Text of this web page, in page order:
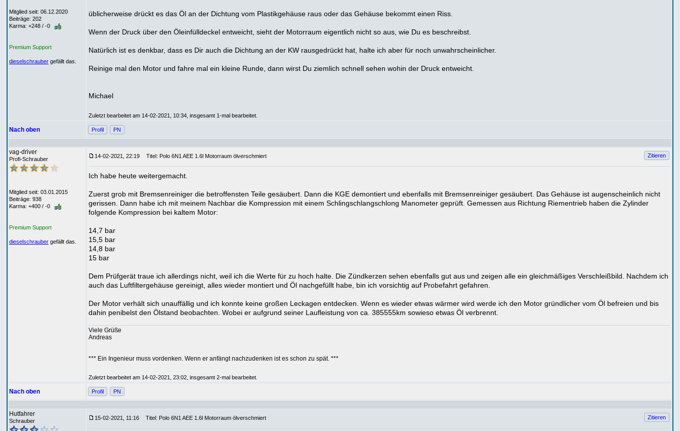
Mitglied seit: 06.12.2020
Beiträge: 202
Karma: +248 / -0
Premium Support
dieselschrauber gefällt das.
üblicherweise drückt es das Öl an der Dichtung vom Plastikgehäuse raus oder das Gehäuse bekommt einen Riss.
Wenn der Druck über den Öleinfülldeckel entweicht, sieht der Motorraum eigentlich nicht so aus, wie Du es beschreibst.
Natürlich ist es denkbar, dass es Dir auch die Dichtung an der KW rausgedrückt hat, halte ich aber für noch unwahrscheinlicher.
Reinige mal den Motor und fahre mal ein kleine Runde, dann wirst Du ziemlich schnell sehen wohin der Druck entweicht.
Michael
Zuletzt bearbeitet am 14-02-2021, 10:34, insgesamt 1-mal bearbeitet.
Nach oben Profil PN
vag-driver
Profi-Schrauber
Mitglied seit: 03.01.2015
Beiträge: 938
Karma: +400 / -0
Premium Support
dieselschrauber gefällt das.
14-02-2021, 22:19 Titel: Polo 6N1 AEE 1.6l Motorraum ölverschmiert Zitieren
Ich habe heute weitergemacht.
Zuerst grob mit Bremsenreiniger die betroffensten Teile gesäubert. Dann die KGE demontiert und ebenfalls mit Bremsenreiniger gesäubert. Das Gehäuse ist augenscheinlich nicht
gerissen. Dann habe ich mit meinem Nachbar die Kompression mit einem Schlingschlangschlong Manometer geprüft. Gemessen aus Richtung Riementrieb haben die Zylinder
folgende Kompression bei kaltem Motor:
14,7 bar
15,5 bar
14,8 bar
15 bar
Dem Prüfgerät traue ich allerdings nicht, weil ich die Werte für zu hoch halte. Die Zündkerzen sehen ebenfalls gut aus und zeigen alle ein gleichmäßiges Verschleißbild. Nachdem ich
auch das Luftfiltergehäuse gereinigt, alles wieder montiert und Öl nachgefüllt habe, bin ich vorsichtig auf Probefahrt gefahren.
Der Motor verhält sich unauffällig und ich konnte keine großen Leckagen entdecken. Wenn es wieder etwas wärmer wird werde ich den Motor gründlicher vom Öl befreien und bis
dahin penibelst den Ölstand beobachten. Wobei er aufgrund seiner Laufleistung von ca. 385555km sowieso etwas Öl verbrennt.
Viele Grüße
Andreas
*** Ein Ingenieur muss vordenken. Wenn er anfängt nachzudenken ist es schon zu spät. ***
Zuletzt bearbeitet am 14-02-2021, 23:02, insgesamt 2-mal bearbeitet.
Nach oben Profil PN
Hutfahrer
Schrauber 15-02-2021, 11:16 Titel: Polo 6N1 AEE 1.6l Motorraum ölverschmiert Zitieren